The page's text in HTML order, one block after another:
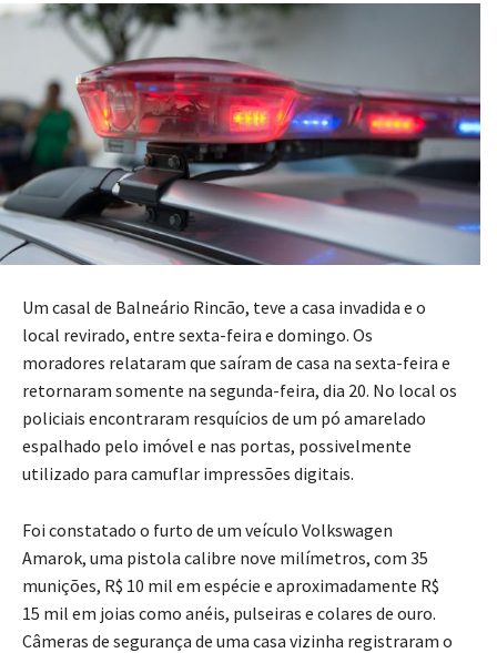
Um casal de Balneário Rincão, teve a casa invadida e o
local revirado, entre sexta-feira e domingo. Os
moradores relataram que saíram de casa na sexta-feira e
retornaram somente na segunda-feira, dia 20. No local os
policiais encontraram resquícios de um pó amarelado
espalhado pelo imóvel e nas portas, possivelmente
utilizado para camuflar impressões digitais.
Foi constatado o furto de um veículo Volkswagen
Amarok, uma pistola calibre nove milímetros, com 35
munições, R$ 10 mil em espécie e aproximadamente R$
15 mil em joias como anéis, pulseiras e colares de ouro.
Câmeras de segurança de uma casa vizinha registraram o